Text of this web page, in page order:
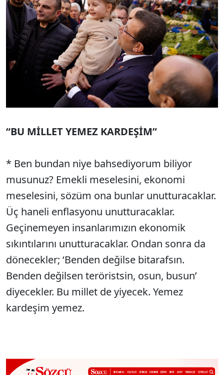
“BU MİLLET YEMEZ KARDEŞİM”
* Ben bundan niye bahsediyorum biliyor
musunuz? Emekli meselesini, ekonomi
meselesini, sözüm ona bunlar unutturacaklar.
Üç haneli enflasyonu unutturacaklar.
Geçinemeyen insanlarımızın ekonomik
sıkıntılarını unutturacaklar. Ondan sonra da
dönecekler; ‘Benden değilse bitarafsın.
Benden değilsen teröristsin, osun, busun’
diyecekler. Bu millet de yiyecek. Yemez
kardeşim yemez.